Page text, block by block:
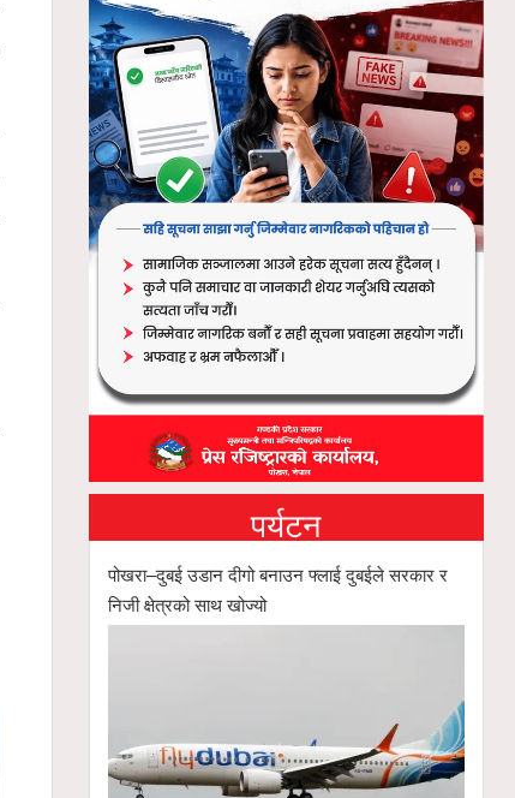
पर्यटन
पोखरा–दुबई उडान दीगो बनाउन फ्लाई दुबईले सरकार र
निजी क्षेत्रको साथ खोज्यो